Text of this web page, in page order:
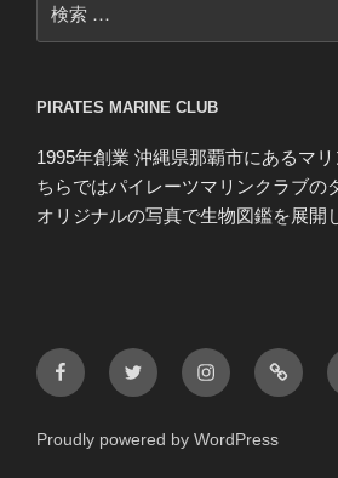
索:
PIRATES MARINE CLUB
1995年創業 沖縄県那覇市にあるマ
ちらではパイレーツマリンクラブの
オリジナルの写真で生物図鑑を展開
FacebookTwitter Instagramblog
Proudly powered by WordPress